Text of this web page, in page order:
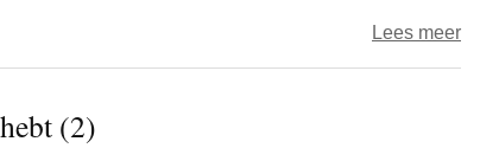
Lees meer
(2)